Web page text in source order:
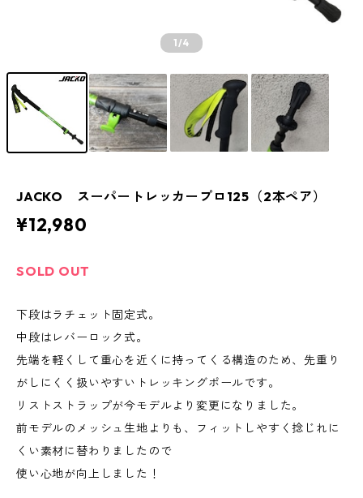
1/4
JACKO スーパートレッカープロ125（2本ペア）
¥12,980
SOLD OUT
下段はラチェット固定式。
中段はレバーロック式。
先端を軽くして重心を近くに持ってくる構造のため、先重り
がしにくく扱いやすいトレッキングポールです。
リストストラップが今モデルより変更になりました。
前モデルのメッシュ生地よりも、フィットしやすく捻じれに
くい素材に替わりましたので
使い心地が向上しました！